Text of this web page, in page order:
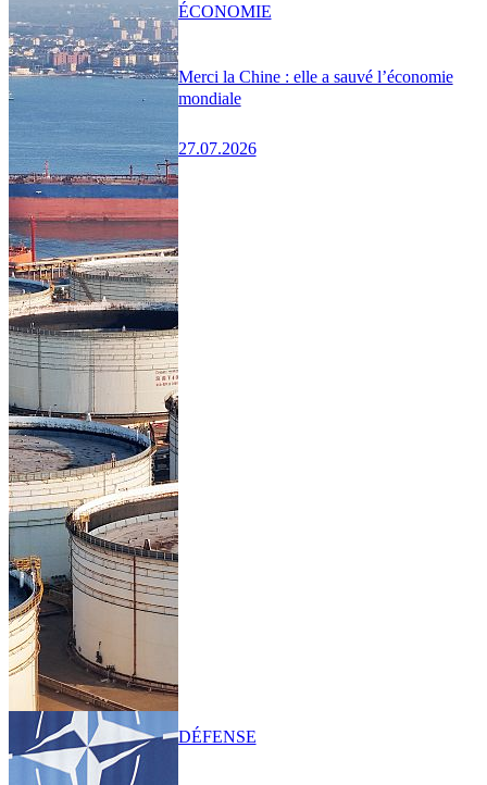
Merci la Chine : elle a sauvé l’économie
mondiale
27.07.2026
ÉCONOMIE
DÉFENSE